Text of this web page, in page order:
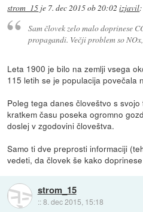
strom_15 je 7. dec 2015 ob 20:02 izjavil:
Sam človek zelo malo doprinese
propagandi. Večji problem so
Leta 1900 je bilo na zemlji vsega
115 letih se je populacija povečala
Poleg tega danes človeštvo s
kratkem času poseka ogromno
doslej v zgodovini človeštva.
Samo ti dve preprosti informaciji
vedeti, da človek še kako
strom_15
::8. dec 2015, 15:18